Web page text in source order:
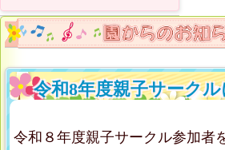
令和8年度親子サーク
令和８年度親子サークル参加者